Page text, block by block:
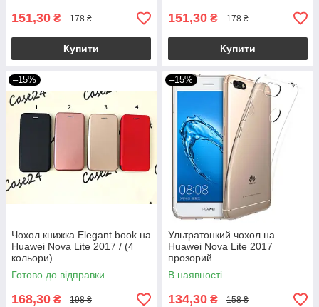
151,30 ₴ 178 ₴
Купити
151,30 ₴ 178 ₴
Купити
–15%
Чохол книжка Elegant book на
Huawei Nova Lite 2017 / (4
кольори)
Готово до відправки
168,30 ₴ 198 ₴
–15%
Ультратонкий чохол на
Huawei Nova Lite 2017
прозорий
В наявності
134,30 ₴ 158 ₴